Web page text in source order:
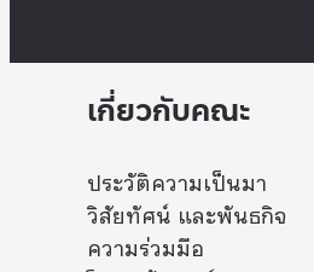
เกี่ยวกับคณะ
ประวัติความเป็นมา
วิสัยทัศน์ และพันธกิจ
ความร่วมมือ